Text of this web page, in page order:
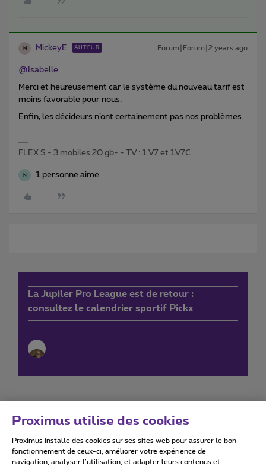
M MickeyE AUTEUR Forum|Forum|2 years ago
@Isabelle.
Merci et heureusement car le système du nouveau tarif est
moins favorable pour nous.
Enfin, les décideurs n’ont certainement pas nos problèmes.
FLEX S - 3 mobiles 20 gb- - TV : 1 V7 et 1V7C
N 1 personne aime
La Jupiler Pro League est de retour :
consultez le calendrier sportif Pickx
Conditions d'utilisation Accessibility statement
Proximus utilise des cookies
Proximus installe des cookies sur ses sites web pour assurer le bon
fonctionnement de ceux-ci, améliorer votre expérience de
navigation, analyser l’utilisation, et adapter leurs contenus et